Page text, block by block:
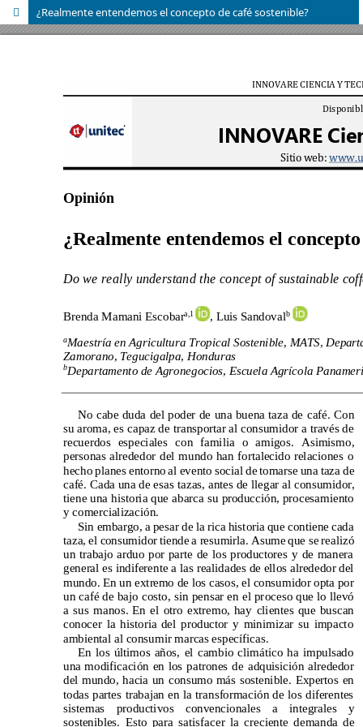
¿Realmente entendemos el concepto de café sostenible?